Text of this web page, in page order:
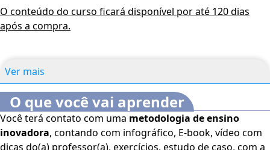
O conteúdo do curso ficará disponível por até 120 dias
após a compra.
Ver mais
O que você vai aprender
Você terá contato com uma metodologia de ensino
inovadora, contando com infográfico, E-book, vídeo com
dicas do(a) professor(a), exercícios, estudo de caso, com a